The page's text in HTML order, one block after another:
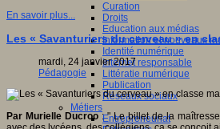
Curation
Droits
Education aux médias
Information et nouveaux
Identité numérique
Internet responsable
Littératie numérique
Publication
Réseaux sociaux
Métiers
Entrepreneuriat
En savoir plus...
Les « Savanturiers du cerveau » en
mardi, 24 janvier 2017
Pédagogie
Par Murielle Ducroo : " Le billet de la